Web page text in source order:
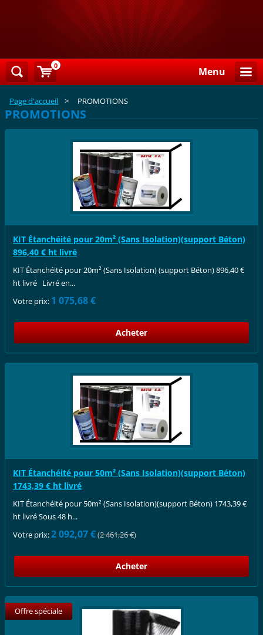
Menu
Page d'accueil > PROMOTIONS
PROMOTIONS
KIT Étanchéité pour 20m² (Sans Isolation)(support Béton)
896,40 € ht livré
KIT Étanchéité pour 20m² (Sans Isolation) (support Béton) 896,40 €
ht livré Livré en...
Votre prix: 1 075,68 €
KIT Étanchéité pour 50m² (Sans Isolation)(support Béton)
1743,39 € ht livré
KIT Étanchéité pour 50m² (Sans Isolation)(support Béton) 1743,39 €
ht livré Sous 48 h...
Votre prix:2 092,07 €(2 461,26 €)
Offre spéciale
0